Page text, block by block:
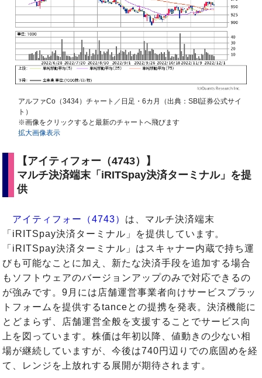
アルファCo（3434）チャート／日足・6カ月（出典：SBI証券公式サイ
ト）
※画像をクリックすると最新のチャートへ飛びます
拡大画像表示
【アイティフォー（4743）】
マルチ決済端末「iRITSpay決済ターミナル」を提
供
アイティフォー（4743） は、マルチ決済端末
「iRITSpay決済ターミナル」を提供しています。
「iRITSpay決済ターミナル」はスキャナー内蔵で持ち運
びも可能なことに加え、新たな決済手段を追加する場合
もソフトウェアのバージョンアップのみで対応できるの
が強みです。9月には店舗運営事業者向けサービスプラッ
トフォームを提供するtanceとの提携を発表。決済機能に
とどまらず、店舗運営全般を支援することでサービス向
上を図っています。株価は年初以降、値動きの少ない相
場が継続していますが、今後は740円辺りでの底固めを経
て、レンジを上放れする展開が期待されます。